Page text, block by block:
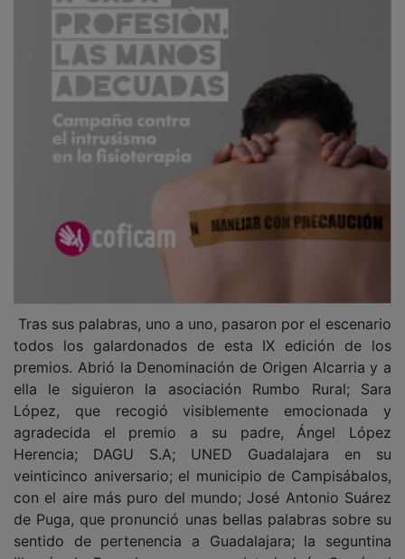
todos los galardonados de esta IX edición de los
premios. Abrió la Denominación de Origen Alcarria y a
ella le siguieron la asociación Rumbo Rural; Sara
López, que recogió visiblemente emocionada y
agradecida el premio a su padre, Ángel López
Herencia; DAGU S.A; UNED Guadalajara en su
veinticinco aniversario; el municipio de Campisábalos,
con el aire más puro del mundo; José Antonio Suárez
de Puga, que pronunció unas bellas palabras sobre su
sentido de pertenencia a Guadalajara; la seguntina
librería de Rayuela con su propietaria Inés García al